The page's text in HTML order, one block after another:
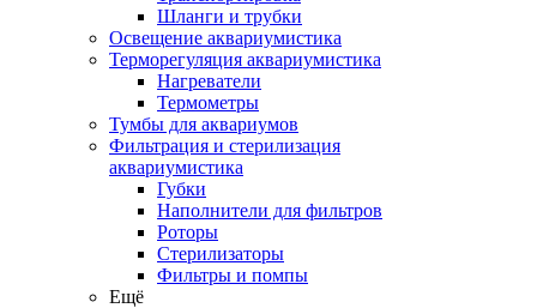
Шланги и трубки
Освещение аквариумистика
Терморегуляция аквариумистика
Нагреватели
Термометры
Тумбы для аквариумов
Фильтрация и стерилизация
аквариумистика
Губки
Наполнители для фильтров
Роторы
Стерилизаторы
Фильтры и помпы
Ещё